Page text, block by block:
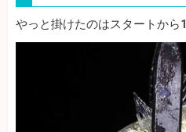
やっと掛けたのはスタートから